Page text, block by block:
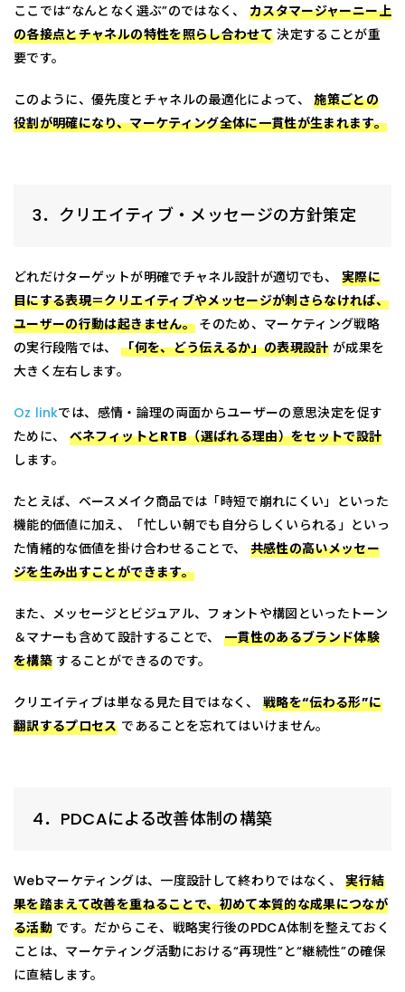
ここでは“なんとなく選ぶ”のではなく、カスタマージャーニー上
の各接点とチャネルの特性を照らし合わせて 決定することが重
要です。
このように、優先度とチャネルの最適化によって、施策ごとの
役割が明確になり、マーケティング全体に一貫性が生まれます。
3．クリエイティブ・メッセージの方針策定
どれだけターゲットが明確でチャネル設計が適切でも、実際に
目にする表現＝クリエイティブやメッセージが刺さらなければ、
ユーザーの行動は起きません。そのため、マーケティング戦略
の実行段階では、「何を、どう伝えるか」の表現設計が成果を
大きく左右します。
Oz linkでは、感情・論理の両面からユーザーの意思決定を促す
ために、 ベネフィットとRTB（選ばれる理由）をセットで設計
します。
たとえば、ベースメイク商品では「時短で崩れにくい」といった
機能的価値に加え、「忙しい朝でも自分らしくいられる」といっ
た情緒的な価値を掛け合わせることで、 共感性の高いメッセー
ジを生み出すことができます。
また、メッセージとビジュアル、フォントや構図といったトーン
＆マナーも含めて設計することで、 一貫性のあるブランド体験
を構築 することができるのです。
クリエイティブは単なる見た目ではなく、戦略を“伝わる形”に
翻訳するプロセスであることを忘れてはいけません。
4．PDCAによる改善体制の構築
Webマーケティングは、一度設計して終わりではなく、実行結
果を踏まえて改善を重ねることで、初めて本質的な成果につなが
る活動 です。だからこそ、戦略実行後のPDCA体制を整えておく
ことは、マーケティング活動における“再現性”と“継続性”の確保
に直結します。